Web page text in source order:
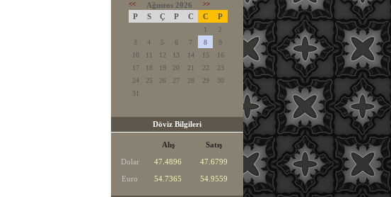
<< Ağustos 2026 >>
P S Ç P C C P
1
2
3
4 5 6 7 8
9
10
11 12 13 14 15
16
17
18 19 20 21 22
23
24
25 26 27 28 29
30
31
Döviz Bilgileri
Alış
Satış
Dolar
47.4896
47.6799
Euro
54.7365 54.9559